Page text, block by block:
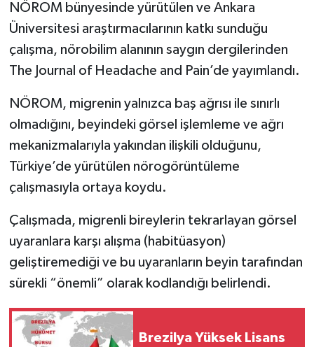
NÖROM bünyesinde yürütülen ve Ankara
Üniversitesi araştırmacılarının katkı sunduğu
çalışma, nörobilim alanının saygın dergilerinden
The Journal of Headache and Pain’de yayımlandı.
NÖROM, migrenin yalnızca baş ağrısı ile sınırlı
olmadığını, beyindeki görsel işlemleme ve ağrı
mekanizmalarıyla yakından ilişkili olduğunu,
Türkiye’de yürütülen nörogörüntüleme
çalışmasıyla ortaya koydu.
Çalışmada, migrenli bireylerin tekrarlayan görsel
uyaranlara karşı alışma (habitüasyon)
geliştiremediği ve bu uyaranların beyin tarafından
sürekli “önemli” olarak kodlandığı belirlendi.
Brezilya Yüksek Lisans